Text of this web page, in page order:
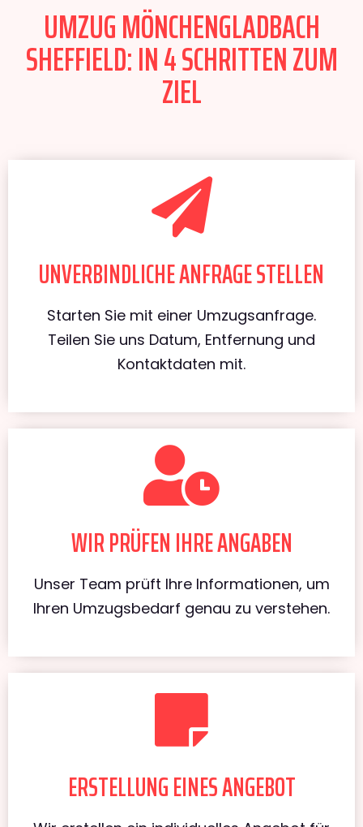
UMZUG MÖNCHENGLADBACH
SHEFFIELD: IN 4 SCHRITTEN ZUM
ZIEL
UNVERBINDLICHE ANFRAGE STELLEN
Starten Sie mit einer Umzugsanfrage.
Teilen Sie uns Datum, Entfernung und
Kontaktdaten mit.
WIR PRÜFEN IHRE ANGABEN
Unser Team prüft Ihre Informationen, um
Ihren Umzugsbedarf genau zu verstehen.
ERSTELLUNG EINES ANGEBOT